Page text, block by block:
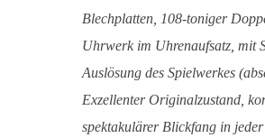
Blechplatten, 108-toniger
Uhrwerk im Uhrenaufsatz, mit
Auslösung des Spielwerkes
Exzellenter Originalzustand,
spektakulärer Blickfang in